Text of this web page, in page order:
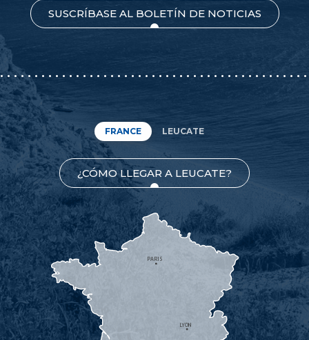
SUSCRÍBASE AL BOLETÍN DE NOTICIAS
FRANCE LEUCATE
¿CÓMO LLEGAR A LEUCATE?
LYON
PARIS